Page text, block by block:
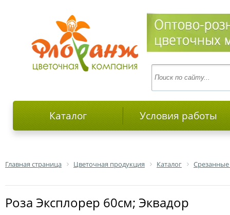
Каталог Условия работы
Главная страница Цветочная продукция Каталог
роза Эксплорер 60см; Эквадор